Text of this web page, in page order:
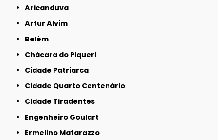
Aricanduva
Artur Alvim
Belém
Chácara do Piqueri
Cidade Patriarca
Cidade Quarto Centenário
Cidade Tiradentes
Engenheiro Goulart
Ermelino Matarazzo